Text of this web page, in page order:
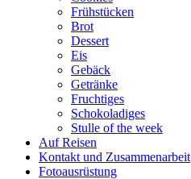
Frühstücken
Brot
Dessert
Eis
Gebäck
Getränke
Fruchtiges
Schokoladiges
Stulle of the week
Auf Reisen
Kontakt und Zusammenarbeit
Fotoausrüstung